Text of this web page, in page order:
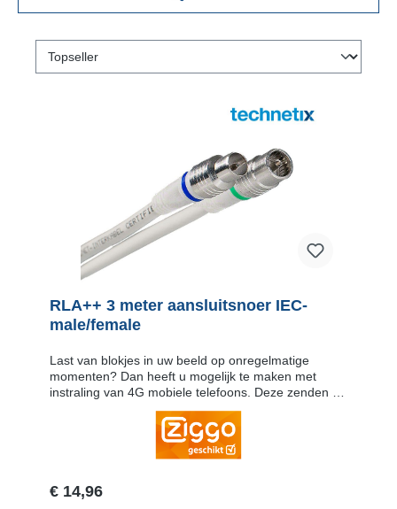
RLA++ 3 meter aansluitsnoer IEC-
male/female
Last van blokjes in uw beeld op onregelmatige
momenten? Dan heeft u mogelijk te maken met
instraling van 4G mobiele telefoons. Deze zenden op
frequenties die ook gebruikt worden voor de
doorgifte van een aantal digitale televisiekanalen.
Om te voorkomen dat de straling door de 4G
mobiele telefoons via het aansluitsnoer op uw
meter lang aansluitsnoer ontwikkeld. Het
aansluitsnoer heeft een unieke samenstelling met
€ 14,96